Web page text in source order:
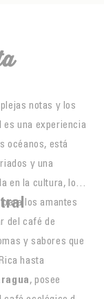
notas y los
una experiencia
océanos, está
y una
en la cultura, lo
los amantes
del café de
y sabores que
hasta
, posee